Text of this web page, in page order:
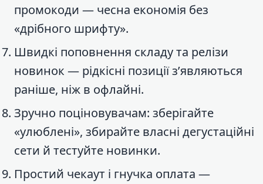
промокоди — чесна економія без
«дрібного шрифту».
Швидкі поповнення складу та релізи
новинок — рідкісні позиції з’являються
раніше, ніж в офлайні.
Зручно поціновувачам: зберігайте
«улюблені», збирайте власні дегустаційні
сети й тестуйте новинки.
Простий чекаут і гнучка оплата —